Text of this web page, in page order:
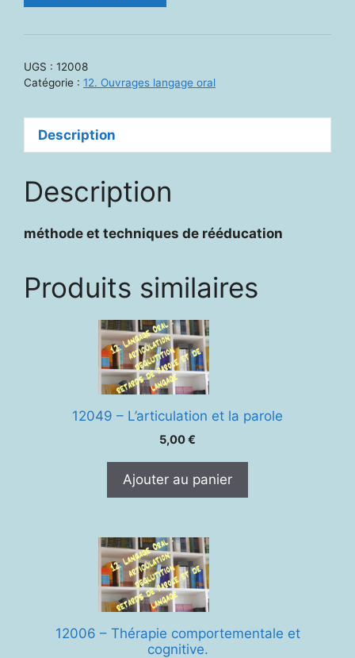
du
oral
chez
l’enfant
et
l’adolescent
UGS : 12008
Catégorie : 12. Ouvrages langage oral
Description
Description
méthode et techniques de rééducation
Produits similaires
12049 – L’articulation et la parole
5,00€
Ajouter au panier
12006 – Thérapie comportementale et
cognitive.